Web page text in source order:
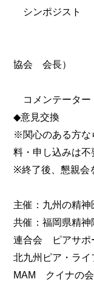
シンポジスト
八尋光
大山和宏
協会 会長）
三枝 弘
コメンテータ
◆意見交換
※関心のある方な
料・申し込みは不
※終了後、懇親会
主催：九州の精
共催：福岡県精
連合会 ピアサポ
北九州ピア・ラ
MAM クイナの